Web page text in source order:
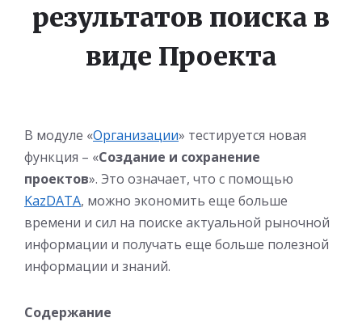
результатов поиска в
виде Проекта
В модуле «Организации» тестируется новая
функция – «Создание и сохранение
проектов». Это означает, что с помощью
KazDATA, можно экономить еще больше
времени и сил на поиске актуальной рыночной
информации и получать еще больше полезной
информации и знаний.
Содержание